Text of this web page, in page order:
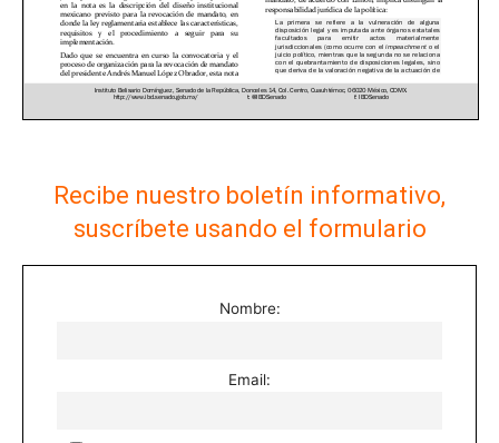
Recibe nuestro boletín informativo,
suscríbete usando el formulario
Nombre:
Email: